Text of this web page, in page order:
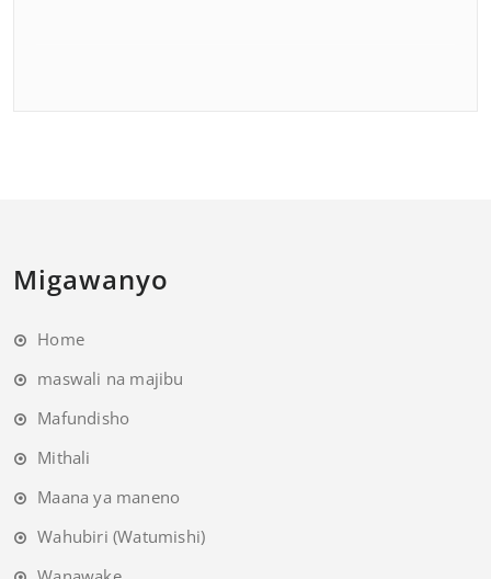
Migawanyo
Home
maswali na majibu
Mafundisho
Mithali
Maana ya maneno
Wahubiri (Watumishi)